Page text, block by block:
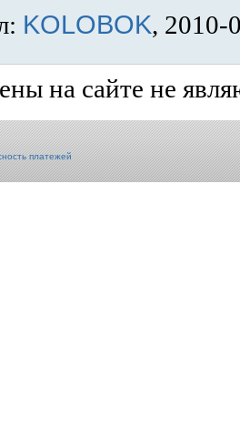
KOLOBOK, 2010-
на сайте не
платежей